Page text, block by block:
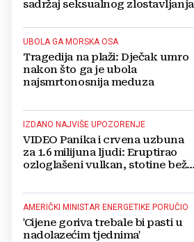
sadržaj seksualnog zlostavljanja
UBOLA GA MORSKA OSA
Tragedija na plaži: Dječak umro
nakon što ga je ubola
najsmrtonosnija meduza
IZDANO NAJVIŠE UPOZORENJE
VIDEO Panika i crvena uzbuna
za 1.6 milijuna ljudi: Eruptirao
ozloglašeni vulkan, stotine beže
AMERIČKI MINISTAR ENERGETIKE PORUČIO
'Cijene goriva trebale bi pasti u
nadolazećim tjednima'